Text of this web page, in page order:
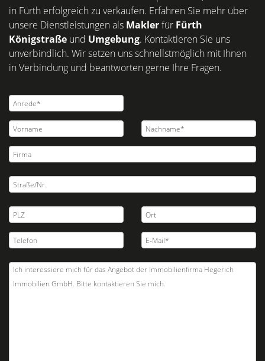
in Fürth erfolgreich zu verkaufen. Erfahren Sie mehr über
unsere Dienstleistungen als Maklerfür Fürth
Königstraße und Umgebung. Kontaktieren Sie uns
unverbindlich. Wir setzen uns schnellstmöglich mit Ihnen
in Verbindung und beantworten gerne Ihre Fragen.